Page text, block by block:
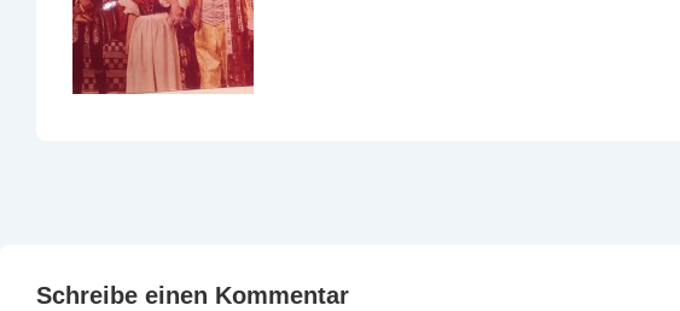
Schreibe einen Kommentar